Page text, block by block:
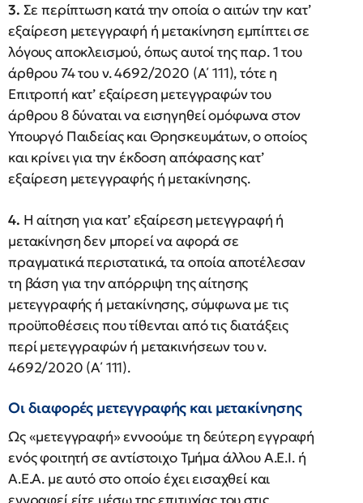
3. Σε περίπτωση κατά την οποία ο αιτών την κατ’
εξαίρεση μετεγγραφή ή μετακίνηση εμπίπτει σε
λόγους αποκλεισμού, όπως αυτοί της παρ. 1 του
άρθρου 74 του ν. 4692/2020 (Α΄ 111), τότε η
Επιτροπή κατ’ εξαίρεση μετεγγραφών του
άρθρου 8 δύναται να εισηγηθεί ομόφωνα στον
Υπουργό Παιδείας και Θρησκευμάτων, ο οποίος
και κρίνει για την έκδοση απόφασης κατ’
εξαίρεση μετεγγραφής ή μετακίνησης.
4. Η αίτηση για κατ’ εξαίρεση μετεγγραφή ή
μετακίνηση δεν μπορεί να αφορά σε
πραγματικά περιστατικά, τα οποία αποτέλεσαν
τη βάση για την απόρριψη της αίτησης
μετεγγραφής ή μετακίνησης, σύμφωνα με τις
προϋποθέσεις που τίθενται από τις διατάξεις
περί μετεγγραφών ή μετακινήσεων του ν.
4692/2020 (Α΄ 111).
Οι διαφορές μετεγγραφής και μετακίνησης
Ως «μετεγγραφή» εννοούμε τη δεύτερη εγγραφή
ενός φοιτητή σε αντίστοιχο Τμήμα άλλου Α.Ε.Ι. ή
Α.Ε.Α. με αυτό στο οποίο έχει εισαχθεί και